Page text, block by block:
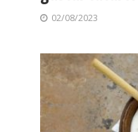
02/08/2023